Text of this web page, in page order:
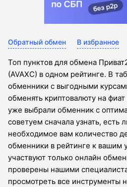
Обратный обмен В избранное
Топ пунктов для обмена
(AVAXC) в одном рейтинге. В
обменники с выгодными
обменять криптовалюту на
уже выбрали обменник с
советуем сначала узнать, есть
необходимое вам количество
обменники в рейтинге к вашим
участвуют только онлайн
проверены нашими
просмотреть все инструменты